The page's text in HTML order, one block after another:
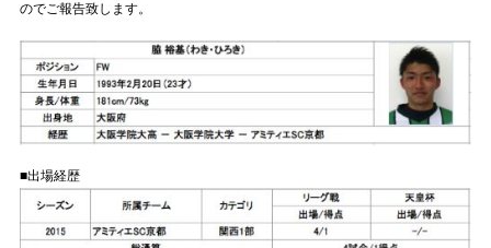
のでご報告致します。
■出場経歴